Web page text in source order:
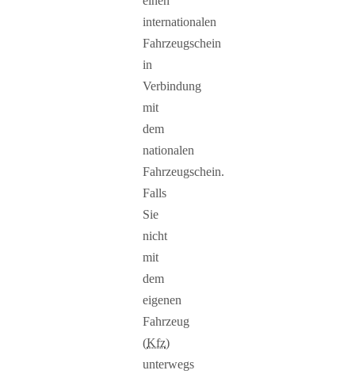
internationalen
Fahrzeugschein
in
Verbindung
mit
dem
nationalen
Fahrzeugschein.
Falls
Sie
nicht
mit
dem
eigenen
Fahrzeug
(Kfz)
unterwegs